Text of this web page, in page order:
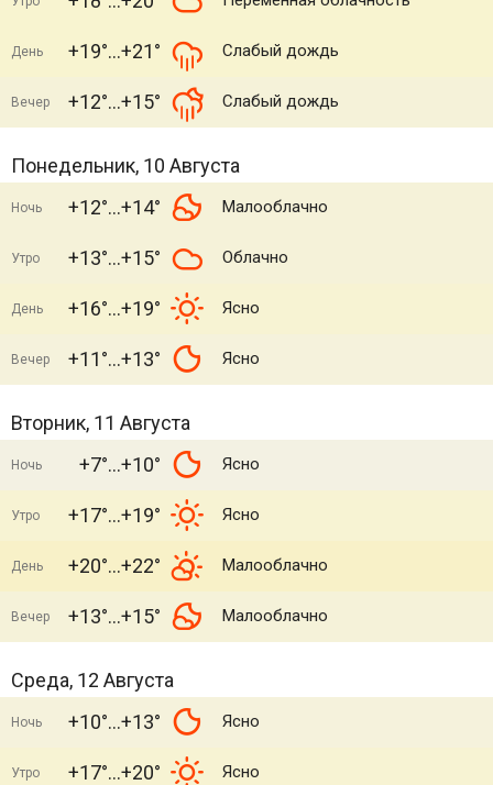
День +19° +21° Слабый дождь
Вечер +12° +15° Слабый дождь
Понедельник, 10 Августа
Ночь +12° +14° Малооблачно
Утро +13° +15° Облачно
День +16° +19° Ясно
Вечер +11° +13° Ясно
Вторник, 11 Августа
Ночь +7° +10° Ясно
Утро +17° +19° Ясно
День +20° +22° Малооблачно
Вечер +13° +15° Малооблачно
Среда, 12 Августа
Ночь +10° +13° Ясно
Утро +17° +20° Ясно